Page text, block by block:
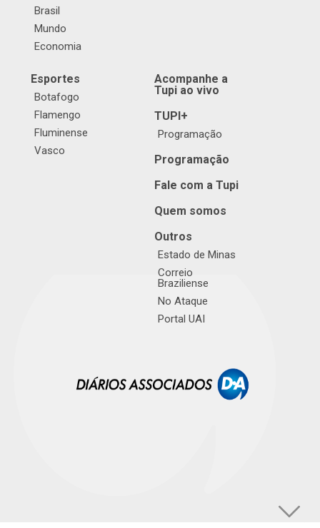
Brasil
Mundo
Economia
Esportes
Botafogo
Flamengo
Fluminense
Vasco
Acompanhe a
Tupi ao vivo
TUPI+
Programação
Programação
Fale com a Tupi
Quem somos
Outros
Estado de Minas
Correio
Braziliense
No Ataque
Portal UAI